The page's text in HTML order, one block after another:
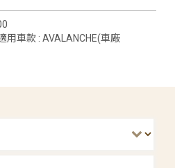
用車款 : AVALANCHE(車廠